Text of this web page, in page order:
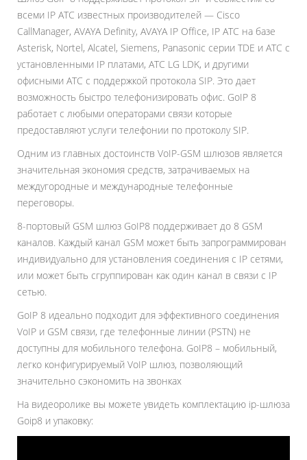
всеми IP АТС известных производителей — Cisco
CallManager, AVAYA Definity, AVAYA IP Office, IP АТС на базе
Asterisk, Nortel, Alcatel, Siemens, Panasonic серии TDE и АТС с
установленными IP платами, АТС LG LDK, и другими
офисными АТС с поддержкой протокола SIP. Это дает
возможность быстро телефонизировать офис. GoIP 8
работает с любыми операторами связи которые
предоставляют услуги телефонии по протоколу SIP.
Одним из главных достоинств VoIP-GSM шлюзов является
значительная экономия средств, затрачиваемых на
междугородные и международные телефонные
переговоры.
8-портовый GSM шлюз GoIP8 поддерживает до 8 GSM
каналов. Каждый канал GSM может быть запрограммирован
индивидуально для установления соединения с IP сетями,
или может быть сгруппирован как один канал в связи с IP
сетью.
GoIP 8 идеально подходит для эффективного соединения
VoIP и GSM связи, где телефонные линии (PSTN) не
доступны для мобильного телефона. GoIP8 – мобильный,
легко конфигурируемый VoIP шлюз, позволяющий
значительно сэкономить на звонках
На видеоролике вы можете увидеть комплектацию ip-шлюза
Goip8 и упаковку: